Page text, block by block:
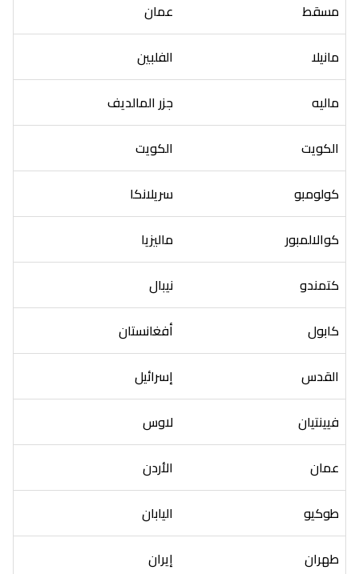
مسقط
عمان
مانيلا
الفلبين
ماليه
جزر المالديف
الكويت
الكويت
كولومبو
سريلانكا
كوالالمبور
ماليزيا
كتمندو
نيبال
كابول
أفغانستان
القدس
إسرائيل
فيينتيان
لاوس
عمان
الأردن
طوكيو
اليابان
طهران
إيران